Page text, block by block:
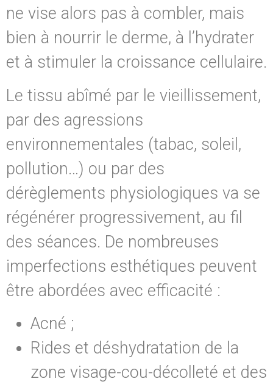
ne vise alors pas à combler, mais
bien à nourrir le derme, à l’hydrater
et à stimuler la croissance cellulaire.
Le tissu abîmé par le vieillissement,
par des agressions
environnementales (tabac, soleil,
pollution…) ou par des
dérèglements physiologiques va se
régénérer progressivement, au fil
des séances. De nombreuses
imperfections esthétiques peuvent
être abordées avec efficacité :
Acné ;
Rides et déshydratation de la
zone visage-cou-décolleté et des